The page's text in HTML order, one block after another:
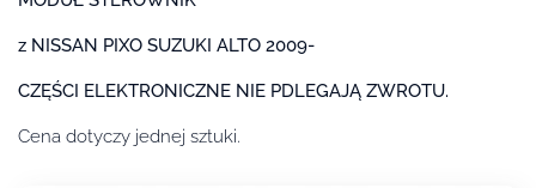
z NISSAN PIXO SUZUKI ALTO 2009-
CZĘŚCI ELEKTRONICZNE NIE PDLEGAJĄ ZWROTU.
Cena dotyczy jednej sztuki.